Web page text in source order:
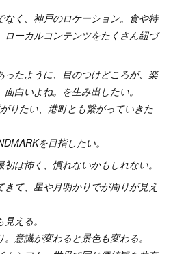
なく、神戸のロケーション。食や特
ローカルコンテンツをたくさん紐づ
ったように、目のつけどころが、楽
白いよね。を生み出したい。
りたい、港町とも繋がっていきた
を目指したい。
は怖く、慣れないかもしれない。
て、星や月明かりでが周りが見え
える。
意識が変わると景色も変わる。